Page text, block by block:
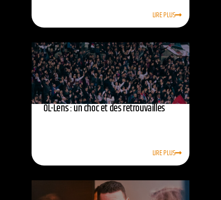
LIRE PLUS
OL-Lens : un choc et des retrouvailles
LIRE PLUS